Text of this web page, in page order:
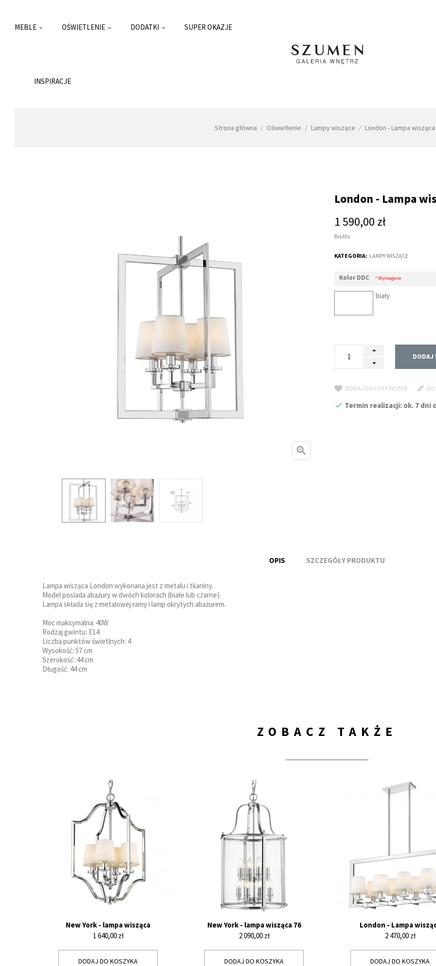
MEBLE OŚWIETLENIE DODATKI SUPER OKAZJE
INSPIRACJE
Strona główna Oświetlenie Lampy wiszące London - Lampa wisząca

London - Lampa
1 590,00 zł
Brutto
KATEGORIA: LAMPY WISZĄCE
Kolor DDC * Wymagane
biały
DODAJ
DODAJ DO LISTY ŻYCZEŃ
Termin realizacji: ok. 7
OPIS SZCZEGÓŁY PRODUKTU
Lampa wisząca London wykonana jest z metalu i tkaniny.
Model posiada abażury w dwóch kolorach (białe lub czarne).
Lampa składa się z metalowej ramy i lamp okrytych abażurem.
Moc maksymalna: 40W
Rodzaj gwintu: E14
Liczba punktów świetlnych: 4
Wysokość: 57 cm
Szerokość: 44 cm
Długość: 44 cm
ZOBACZ TAKŻE
New York - lampa wisząca
Cena
1 640,00 zł
DODAJ DO KOSZYKA
New York - lampa wisząca 76
Cena
2 090,00 zł
DODAJ DO KOSZYKA
London - Lampa
Cena
2 470,00 zł
DODAJ DO KOSZYKA